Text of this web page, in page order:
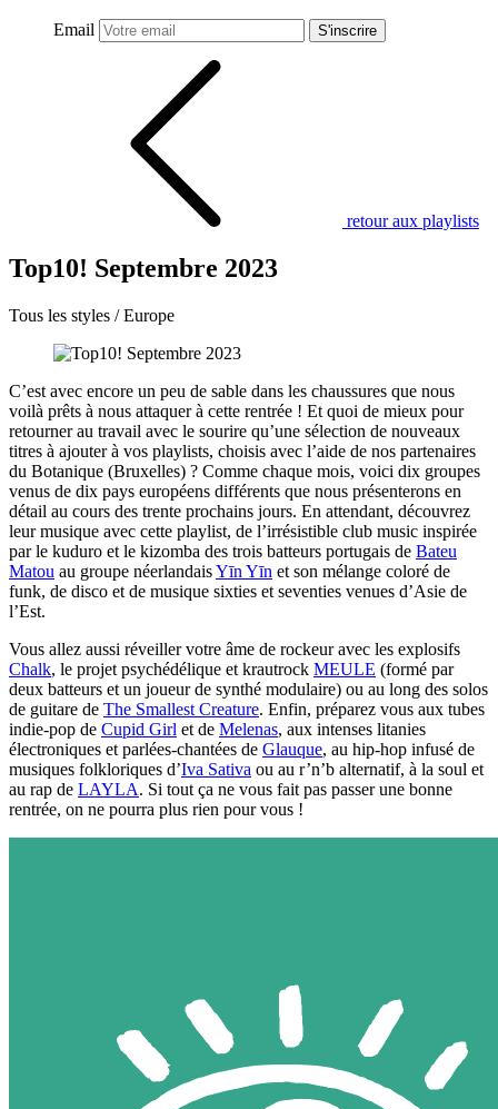
Email S'inscrire
retour aux playlists
Top10! Septembre 2023
Tous les styles / Europe
C’est avec encore un peu de sable dans les chaussures que nous
voilà prêts à nous attaquer à cette rentrée ! Et quoi de mieux pour
retourner au travail avec le sourire qu’une sélection de nouveaux
titres à ajouter à vos playlists, choisis avec l’aide de nos partenaires
du Botanique (Bruxelles) ? Comme chaque mois, voici dix groupes
venus de dix pays européens différents que nous présenterons en
détail au cours des trente prochains jours. En attendant, découvrez
leur musique avec cette playlist, de l’irrésistible club music inspirée
par le kuduro et le kizomba des trois batteurs portugais de Bateu
Matou au groupe néerlandaisYīn Yīn et son mélange coloré de
funk, de disco et de musique sixties et seventies venues d’Asie de
l’Est.
Vous allez aussi réveiller votre âme de rockeur avec les explosifs
Chalk, le projet psychédélique et krautrock MEULE (formé par
deux batteurs et un joueur de synthé modulaire) ou au long des solos
de guitare de The Smallest Creature. Enfin, préparez vous aux tubes
indie-pop de Cupid Girl et de Melenas, aux intenses litanies
électroniques et parlées-chantées de Glauque, au hip-hop infusé de
musiques folkloriques d’Iva Sativa ou au r’n’b alternatif, à la soul et
au rap de LAYLA. Si tout ça ne vous fait pas passer une bonne
rentrée, on ne pourra plus rien pour vous !